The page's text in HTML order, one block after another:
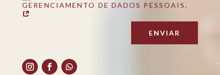
GERENCIAMENTO DE DADOS PESSOAIS.
ENVIAR